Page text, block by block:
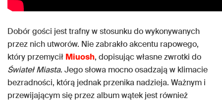
Dobór gości jest trafny w stosunku do wykonywanych
przez nich utworów. Nie zabrakło akcentu rapowego,
który przemycił Miuosh, dopisując własne zwrotki do
Świateł Miasta. Jego słowa mocno osadzają w klimacie
bezradności, którą jednak przenika nadzieja. Ważnym i
przewijającym się przez album wątek jest również